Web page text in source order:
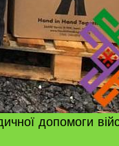
допомоги